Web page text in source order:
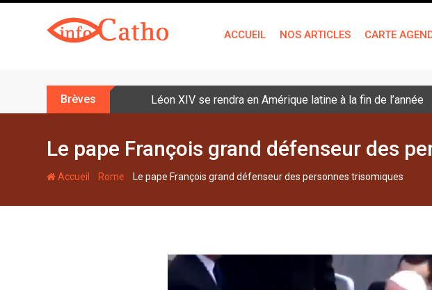
t
ACCUEIL NOS ARTICLES CARTE
Brèves Léon XIV se rendra en Amérique latine à la fin de l’année
Le pape François grand défenseur des
Accueil - Rome - Le pape François grand défenseur des personnes trisomiques